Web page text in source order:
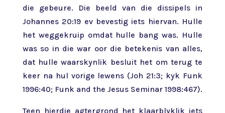
die gebeure. Die beeld van die dissipels in
Johannes 20:19 ev bevestig iets hiervan. Hulle
het weggekruip omdat hulle bang was. Hulle
was so in die war oor die betekenis van alles,
dat hulle waarskynlik besluit het om terug te
keer na hul vorige lewens (Joh 21:3; kyk Funk
1996:40; Funk and the Jesus Seminar 1998:467).
Teen hierdie agtergrond het klaarblyklik iets